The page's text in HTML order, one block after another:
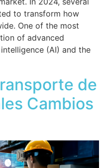
to transform how
One of the most
of advanced
(AI) and the
de
Cambios